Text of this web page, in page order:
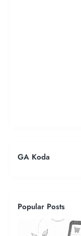
GA Koda
Popular Posts